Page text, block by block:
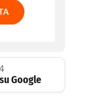
Google